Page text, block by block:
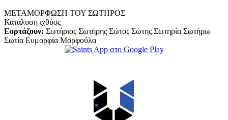
ΜΕΤΑΜΟΡΦΩΣΗ ΤΟΥ ΣΩΤΗΡΟΣ
Κατάλυση ιχθύος
Εορτάζουν: Σωτήριος Σωτήρης Σώτος Σώτης Σωτηρία Σωτήρω
Σωτία Ευμορφία Μορφούλα